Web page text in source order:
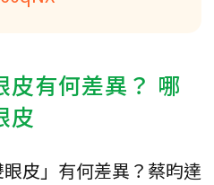
皮有何差異？ 哪
皮
眼皮」有何差異？蔡昀達